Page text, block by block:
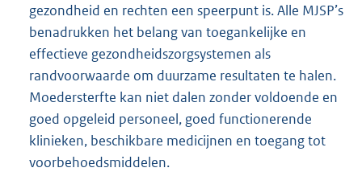
gezondheid en rechten een speerpunt is. Alle MJSP’s
benadrukken het belang van toegankelijke en
effectieve gezondheidszorgsystemen als
randvoorwaarde om duurzame resultaten te halen.
Moedersterfte kan niet dalen zonder voldoende en
goed opgeleid personeel, goed functionerende
klinieken, beschikbare medicijnen en toegang tot
voorbehoedsmiddelen.